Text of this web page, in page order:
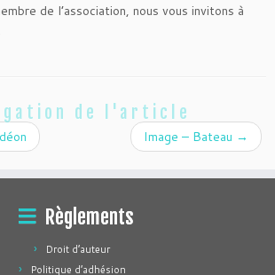
de l’association, nous vous invitons à
de l'article
Image – Bateau →
Règlements
Droit d’auteur
Politique d’adhésion